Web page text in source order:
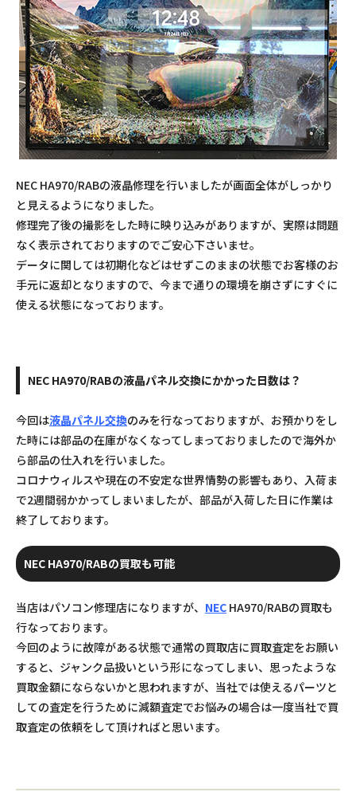
NEC HA970/RABの液晶修理を行いましたが画面全体がしっかり
と見えるようになりました。
修理完了後の撮影をした時に映り込みがありますが、実際は問題
なく表示されておりますのでご安心下さいませ。
データに関しては初期化などはせずこのままの状態でお客様のお
手元に返却となりますので、今まで通りの環境を崩さずにすぐに
使える状態になっております。
NEC HA970/RABの液晶パネル交換にかかった日数は？
今回は液晶パネル交換のみを行なっておりますが、お預かりをし
た時には部品の在庫がなくなってしまっておりましたので海外か
ら部品の仕入れを行いました。
コロナウィルスや現在の不安定な世界情勢の影響もあり、入荷ま
で2週間弱かかってしまいましたが、部品が入荷した日に作業は
終了しております。
NEC HA970/RABの買取も可能
当店はパソコン修理店になりますが、 NEC HA970/RABの買取も
行なっております。
今回のように故障がある状態で通常の買取店に買取査定をお願い
すると、ジャンク品扱いという形になってしまい、思ったような
買取金額にならないかと思われますが、当社では使えるパーツと
しての査定を行うために減額査定でお悩みの場合は一度当社で買
取査定の依頼をして頂ければと思います。